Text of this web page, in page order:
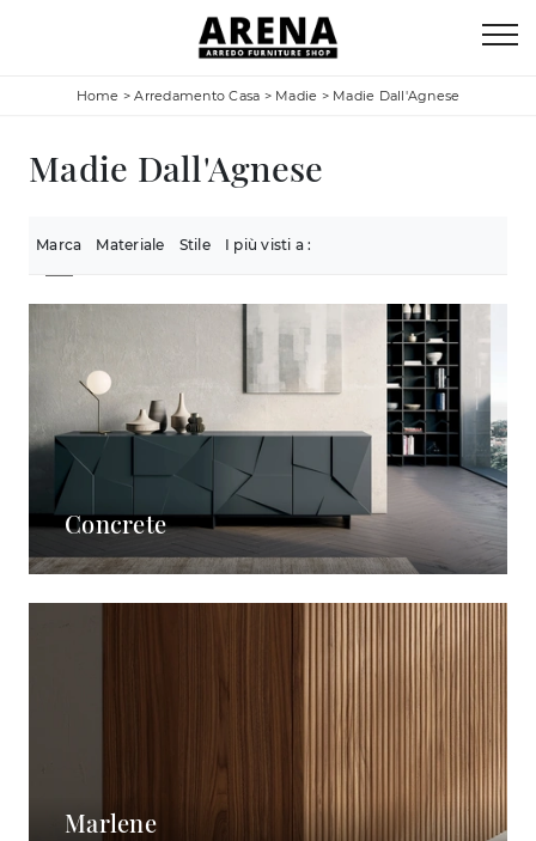
Home >Arredamento Casa > Madie > Madie Dall'Agnese
Madie Dall'Agnese
Marca Materiale Stile I più visti a :
Concrete
Marlene